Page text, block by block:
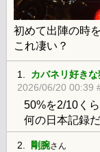
初めて出陣の時
これ凄い？
1. カバネリ好きな
2026/06/20 00:39
50%を2/10く
何の日本記録
2. 剛腕さん